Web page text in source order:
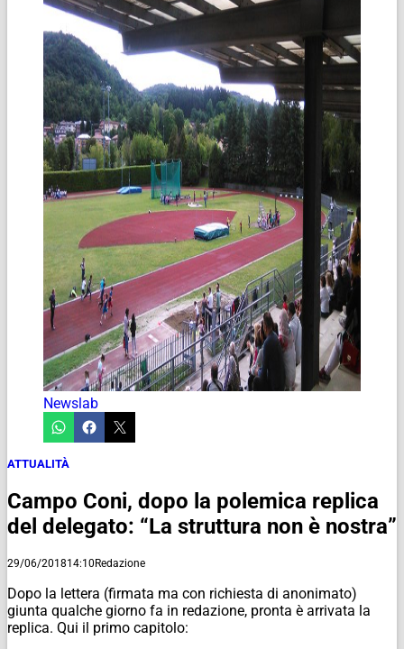
Newslab
ATTUALITÀ
Campo Coni, dopo la polemica replica
del delegato: “La struttura non è nostra”
29/06/201814:10Redazione
Dopo la lettera (firmata ma con richiesta di anonimato)
giunta qualche giorno fa in redazione, pronta è arrivata la
replica. Qui il primo capitolo: